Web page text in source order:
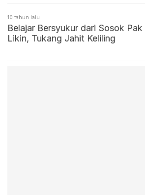
10 tahun lalu
Belajar Bersyukur dari Sosok Pak
Likin, Tukang Jahit Keliling